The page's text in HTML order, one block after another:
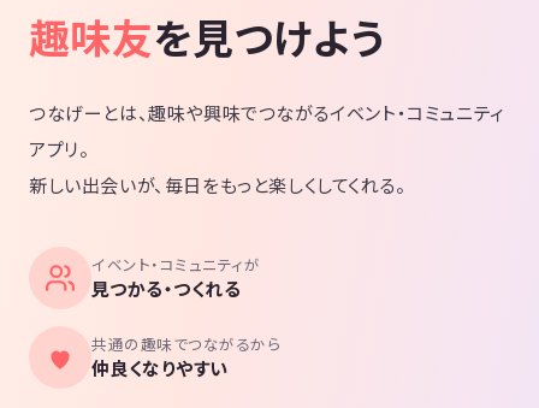
❶ 期待していた出会いにつながる機会
❷ 期待していた何かが得られるキッカケ
あります。
があります。
その為には、皆さんからのご協力も頂きながら１つ１つの企画を丁寧に
る、そんな想いを強く抱いています。
🙋 hiroからのお願い 🙋
東京都内では人脈０・経験０からのスタートとなります。
何もないところからの再スタートですが、これから出会う皆さんとはお
趣味友を見つけよう
つなげーとは、趣味や興味でつながるイベント・コミュニティ
アプリ。
新しい出会いが、毎日をもっと楽しくしてくれる。
イベント・コミュニティが
見つかる・つくれる
共通の趣味でつながるから
仲良くなりやすい